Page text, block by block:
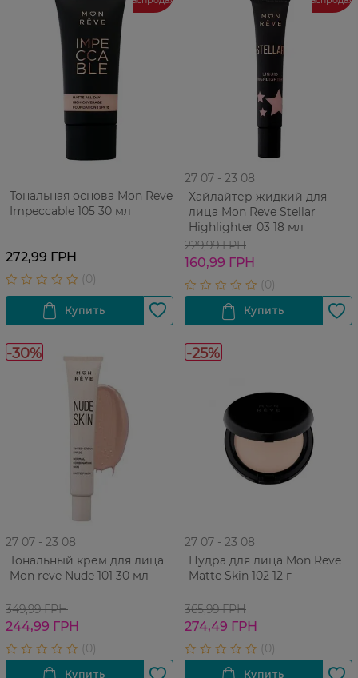
Тональная основа Mon Reve
Impeccable 105 30 мл
272,99 ГРН
27 07 - 23 08
Хайлайтер жидкий для
лица Mon Reve Stellar
Highlighter 03 18 мл
229,99 ГРН
160,99 ГРН
-30%
27 07 - 23 08
Тональный крем для лица
Mon reve Nude 101 30 мл
349,99 ГРН
244,99 ГРН
-25%
27 07 - 23 08
Пудра для лица Mon Reve
Matte Skin 102 12 г
365,99 ГРН
274,49 ГРН